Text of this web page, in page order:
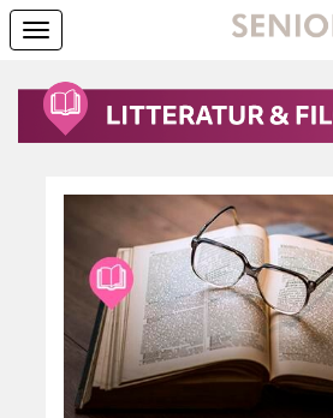
Toggle
navigation